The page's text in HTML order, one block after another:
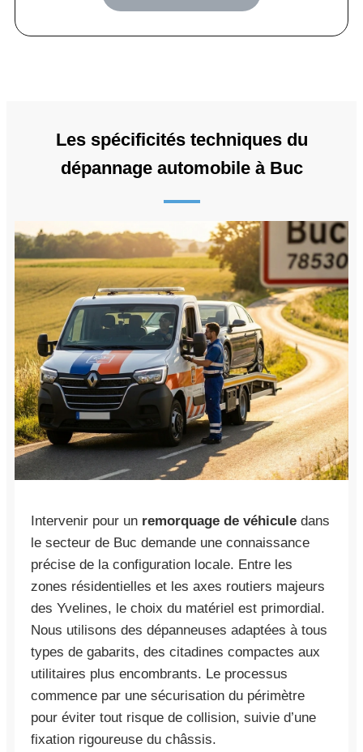
Les spécificités techniques du
dépannage automobile à Buc
Intervenir pour un remorquage de véhicule dans
le secteur de Buc demande une connaissance
précise de la configuration locale. Entre les
zones résidentielles et les axes routiers majeurs
des Yvelines, le choix du matériel est primordial.
Nous utilisons des dépanneuses adaptées à tous
types de gabarits, des citadines compactes aux
utilitaires plus encombrants. Le processus
commence par une sécurisation du périmètre
pour éviter tout risque de collision, suivie d’une
fixation rigoureuse du châssis.